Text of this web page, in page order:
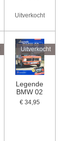
Uitverkocht
Uitverkocht
Legende
BMW 02
€ 34,95